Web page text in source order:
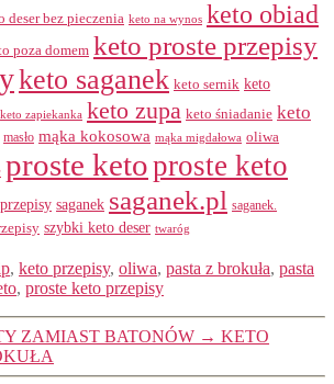
deser bez pieczenia keto na wynos keto obiad
poza domem keto proste przepisy
keto saganek keto sernik keto
keto zapiekanka keto zupa keto śniadanie keto
masło mąka kokosowa mąka migdałowa oliwa
proste ketoproste keto
saganek saganek.pl saganek.
szybki keto deser twaróg
, keto przepisy, oliwa, pasta z brokuła, pasta
, proste keto przepisy
ZAMIAST BATONÓW → KETO